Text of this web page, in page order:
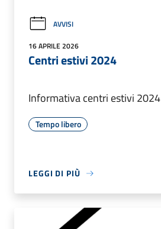
AVVISI
16 APRILE 2026
Centri estivi 2024
Informativa centri estivi 2024
Tempo libero
LEGGI DI PIÙ